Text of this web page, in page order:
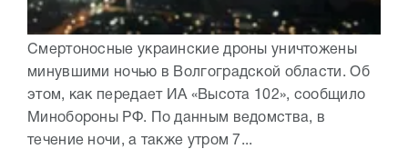
Смертоносные украинские дроны уничтожены
минувшими ночью в Волгоградской области. Об
этом, как передает ИА «Высота 102», сообщило
Минобороны РФ. По данным ведомства, в
течение ночи, а также утром 7...